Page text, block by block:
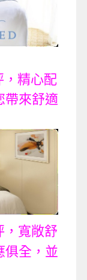
，精心配
帶來舒適
，寬敞舒
俱全，並